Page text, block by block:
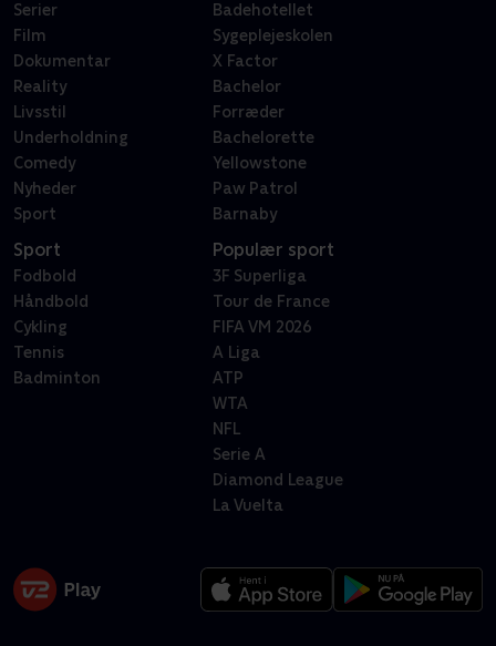
Serier
Film
Dokumentar
Reality
Livsstil
Underholdning
Comedy
Nyheder
Sport
Badehotellet
Sygeplejeskolen
X Factor
Bachelor
Forræder
Bachelorette
Yellowstone
Paw Patrol
Barnaby
Sport
Fodbold
Håndbold
Cykling
Tennis
Badminton
Populær sport
3F Superliga
Tour de France
FIFA VM 2026
A Liga
ATP
WTA
NFL
Serie A
Diamond League
La Vuelta